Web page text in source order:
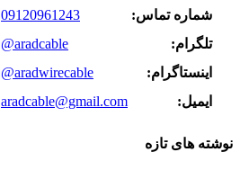
شماره تماس:
09120961243
تلگرام:
@aradcable
اینستاگرام:
@aradwirecable
ایمیل:
aradcable@gmail.com
نوشته های تازه